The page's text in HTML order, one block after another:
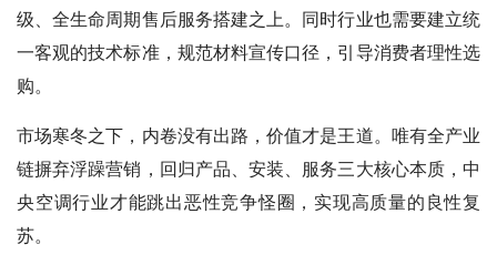
级、全生命周期售后服务搭建之上。同时行业也需要建立统
一客观的技术标准，规范材料宣传口径，引导消费者理性选
购。
市场寒冬之下，内卷没有出路，价值才是王道。唯有全产业
链摒弃浮躁营销，回归产品、安装、服务三大核心本质，中
央空调行业才能跳出恶性竞争怪圈，实现高质量的良性复
苏。